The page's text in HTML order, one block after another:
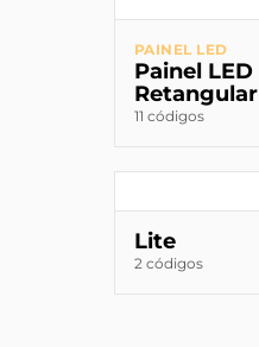
PAINEL LED
Painel LED
Retangular
11 códigos
Lite
2 códigos